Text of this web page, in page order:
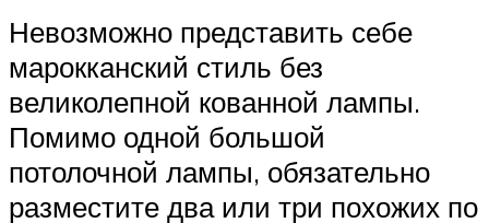
Невозможно представить себе
марокканский стиль без
великолепной кованной лампы.
Помимо одной большой
потолочной лампы, обязательно
разместите два или три похожих по